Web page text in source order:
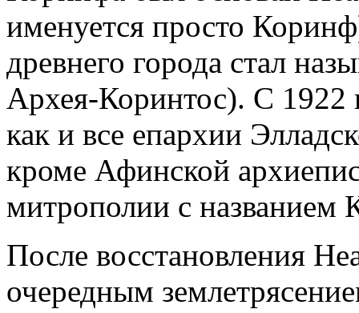
именуется просто
древнего города стал
Архея-Коринтос). С 1922
как и все епархии
кроме Афинской
митрополии с названием
После восстановления
очередным